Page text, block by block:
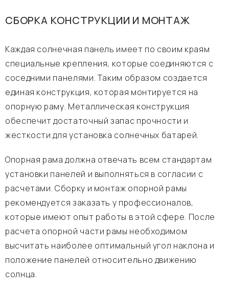
СБОРКА КОНСТРУКЦИИ И МОНТАЖ
Каждая солнечная панель имеет по своим краям
специальные крепления, которые соединяются с
соседними панелями. Таким образом создается
единая конструкция, которая монтируется на
опорную раму. Металлическая конструкция
обеспечит достаточный запас прочности и
жесткости для установка солнечных батарей.
Опорная рама должна отвечать всем стандартам
установки панелей и выполняться в согласии с
расчетами. Сборку и монтаж опорной рамы
рекомендуется заказать у профессионалов,
которые имеют опыт работы в этой сфере. После
расчета опорной части рамы необходимом
высчитать наиболее оптимальный угол наклона и
положение панелей относительно движению
солнца.